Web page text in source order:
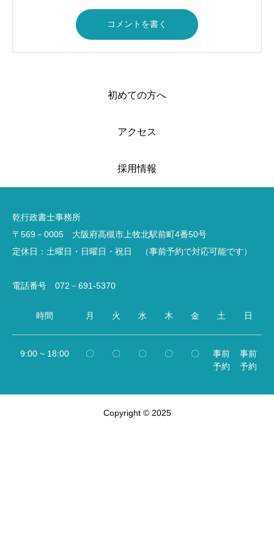
初めての方へ
アクセス
採用情報
乾行政書士事務所
〒569－0005 大阪府高槻市上牧北駅前町4番50号
定休日：土曜日・日曜日・祝日 （事前予約で対応可能です）
電話番号 072－691-5370
時間 月 火 水 木 金 土 日
9:00 ~ 18:00 〇 〇 〇 〇 〇
事前
予約
事前
予約
Copyright © 2025